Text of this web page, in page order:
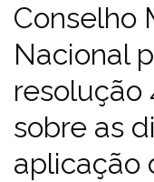
Conselho
Nacional
resolução
sobre as
aplicação